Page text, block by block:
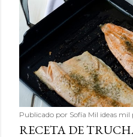
Publicado por Sofía Mil ideas mil
RECETA DE